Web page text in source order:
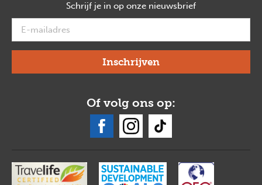
Schrijf je in op onze nieuwsbrief
Of volg ons op: